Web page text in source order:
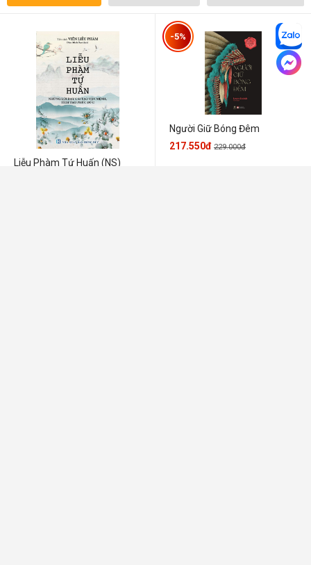
Liễu Phàm Tứ Huấn (NS)
Người Giữ Bóng Đêm
-5%
217.550đ 229.000đ